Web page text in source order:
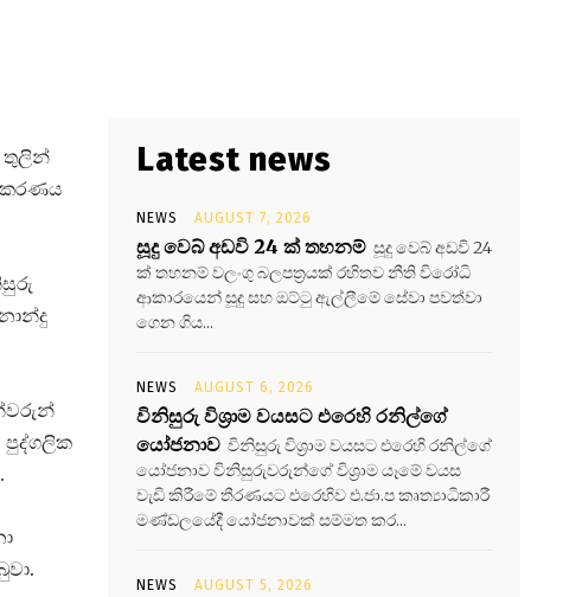
තුලින්
පුද්ගලික
Latest news
NEWS AUGUST 7, 2026
සූදු වෙබ් අඩවි 24 ක් තහනම් සූදු වෙබ් අඩවි 24
ක් තහනම් වලංගු බලපත්‍රයක් රහිතව නීති විරෝධි
ආකාරයෙන් සූදු සහ ඔට්ටු ඇල්ලීමේ සේවා පවත්වා
ගෙන ගිය...
NEWS AUGUST 6, 2026
විනිසුරු විශ්‍රාම වයසට එරෙහි රනිල්ගේ
යෝජනාව විනිසුරු විශ්‍රාම වයසට එරෙහි රනිල්ගේ
යෝජනාව විනිසුරුවරුන්ගේ විශ්‍රාම යෑමේ වයස
වැඩි කිරීමේ තීරණයට එරෙහිව එ.ජා.ප කෘත්‍යාධිකාරී
මණ්ඩලයේදී යෝජනාවක් සම්මත කර...
NEWS AUGUST 5, 2026